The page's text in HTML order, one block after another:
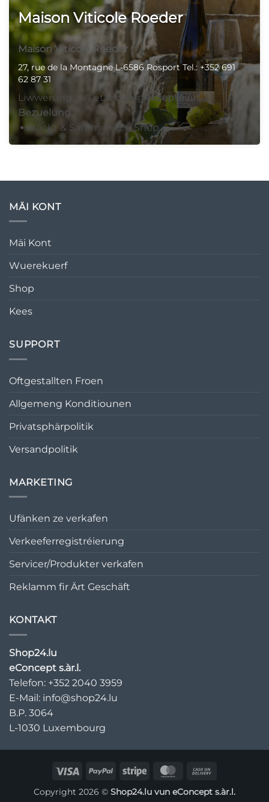
Maison Viticole Roeder
Maison Viticole Roeder
27, rue de la Montagne L-6586 Rosport Tel.: +352 691
62 87 31
Liwwerung zu LëtzebuergAkzeptéiert
Bezuelung:
Klickt & Sammelt am Shop
Digicash
un: CCPLLU LU61 1111 3242 2955 0000
00352691628731
MÄI KONT
Mäi Kont
Wuerekuerf
Shop
Kees
SUPPORT
Oftgestallten Froen
Allgemeng Konditiounen
Privatsphärpolitik
Versandpolitik
MARKETING
Ufänken ze verkafen
Verkeeferregistréierung
Servicer/Produkter verkafen
Reklamm fir Ärt Geschäft
KONTAKT
Shop24.lu
eConcept s.àr.l.
Telefon: +352 2040 3959
E-Mail: info@shop24.lu
B.P. 3064
L-1030 Luxembourg
Visa PayPal Stripe MasterCard
Delivery
Copyright 2026 © Shop24.lu vun eConcept s.àr.l.